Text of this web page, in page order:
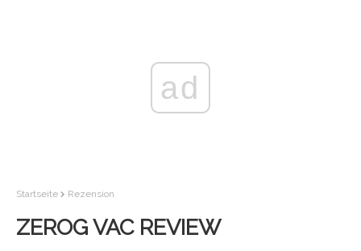
ad
Startseite Rezension
ZEROG VAC REVIEW